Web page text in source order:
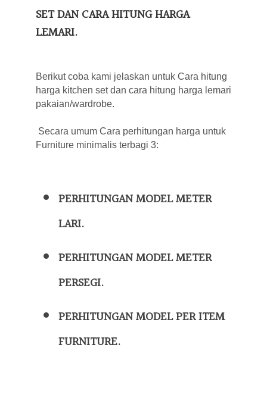
SET DAN CARA HITUNG HARGA
LEMARI.
Berikut coba kami jelaskan untuk Cara hitung
harga kitchen set dan cara hitung harga lemari
pakaian/wardrobe.
Secara umum Cara perhitungan harga untuk
Furniture minimalis terbagi 3:
PERHITUNGAN MODEL METER
LARI.
PERHITUNGAN MODEL METER
PERSEGI.
PERHITUNGAN MODEL PER ITEM
FURNITURE.